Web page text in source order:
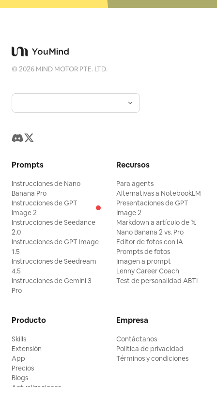
©2026 MIND MOTOR PTE. LTD.
Prompts
Instrucciones de Nano
Banana Pro
Instrucciones de GPT
Image 2
Instrucciones de Seedance
2.0
Instrucciones de GPT Image
1.5
Instrucciones de Seedream
4.5
Instrucciones de Gemini 3
Pro
Recursos
Para agents
Alternativas a NotebookLM
Presentaciones de GPT
Image 2
Markdown a artículo de 𝕏
Nano Banana 2 vs. Pro
Editor de fotos con IA
Prompts de fotos
Imagen a prompt
Lenny Career Coach
Test de personalidad ABTI
Producto
Skills
Extensión
App
Precios
Blogs
Actualizaciones
Empresa
Contáctanos
Política de privacidad
Términos y condiciones